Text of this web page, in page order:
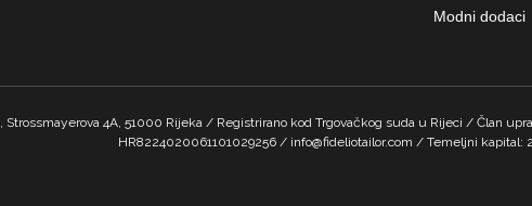
Modni dodaci
Strossmayerova 4A, 51000 Rijeka / Registrirano kod Trgovačkog suda u Rijeci / Član
HR8224020061101029256 / info@fideliotailor.com / Temeljni kapital: